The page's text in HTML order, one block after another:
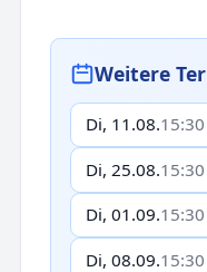
Weitere
Di, 11.08.
Di, 25.08.
Di, 01.09.
Di, 08.09.